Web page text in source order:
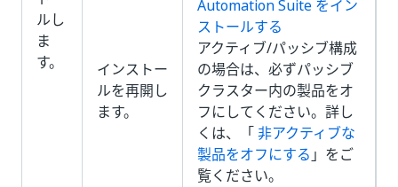
ルし
ま
す。
インストー
ルを再開し
ます。
Automation Suite をイン
ストールする
アクティブ/パッシブ構成
の場合は、必ずパッシブ
クラスター内の製品をオ
フにしてください。詳し
くは、「非アクティブな
製品をオフにする 」をご
覧ください。